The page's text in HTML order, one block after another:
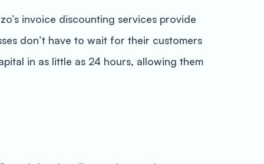
invoice discounting services provide
don’t have to wait for their customers
in as little as 24 hours, allowing them